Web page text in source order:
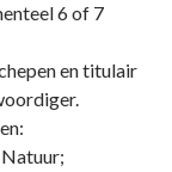
6 of 7
en titulair